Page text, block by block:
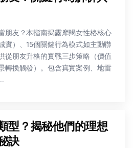
朋友？本指南揭露摩羯女性格核心
實）、15個關鍵行為模式如主動聯
從朋友升格的實戰三步策略（價值
轉換觸發）。包含真實案例、地雷
型？揭秘他們的理想
訣